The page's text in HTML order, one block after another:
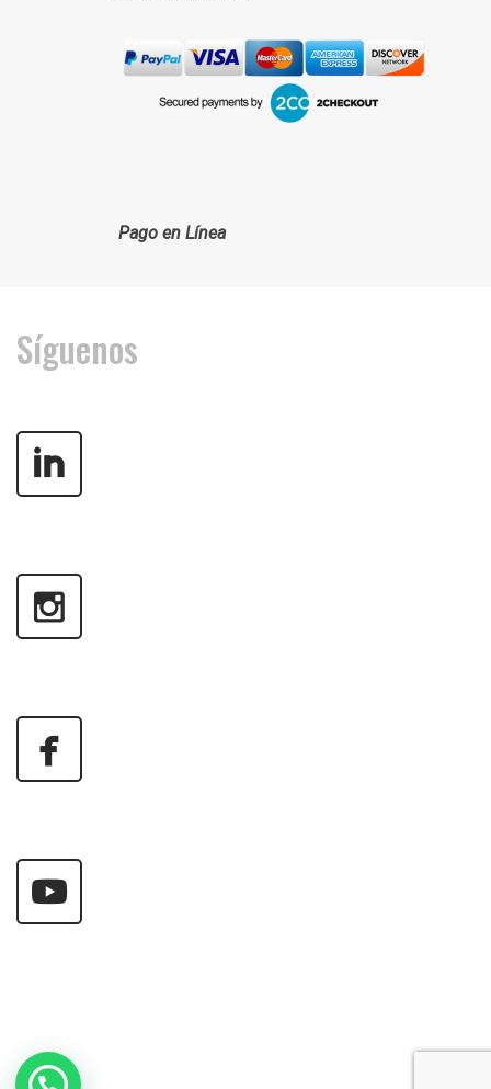
Pago en Línea
Síguenos
1